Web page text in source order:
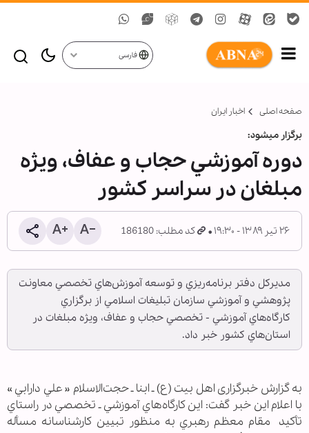
فارسی
صفحه اصلی اخبار ایران
برگزار می‏شود:
دوره‌ آموزشي حجاب و عفاف، ويژه
مبلغان در سراسر كشور
۲۶ تیر ۱۳۸۹ - ۱۹:۳۰ کد مطلب: 186180
مديركل دفتر برنامه‌ريزي و توسعه‌ آموزش‌هاي تخصصي معاونت
پژوهشي و آموزشي سازمان تبليغات اسلامي از برگزاري
كارگاه‌هاي آموزشي - تخصصي حجاب و عفاف، ويژه مبلغات در
استان‌هاي كشور خبر داد.
به گزارش خبرگزاری اهل بیت (ع) ـ ابنا ـ حجت‌الاسلام « علي دارابي »
با اعلام اين خبر گفت: اين كارگاه‌هاي آموزشي ـ تخصصي در راستاي
تأكید مقام معظم رهبري به منظور تبيين كارشناسانه‌ مسأله